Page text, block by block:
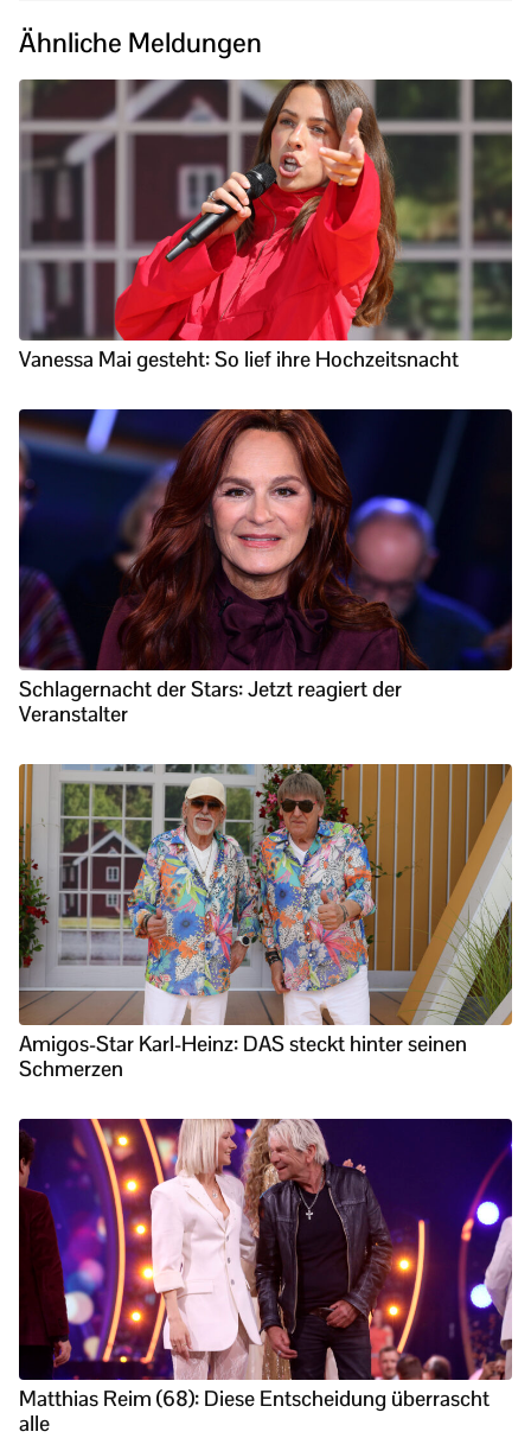
Ähnliche Meldungen
Vanessa Mai gesteht: So lief ihre Hochzeitsnacht
Schlagernacht der Stars: Jetzt reagiert der
Veranstalter
Amigos-Star Karl-Heinz: DAS steckt hinter seinen
Schmerzen
Matthias Reim (68): Diese Entscheidung überrascht
alle